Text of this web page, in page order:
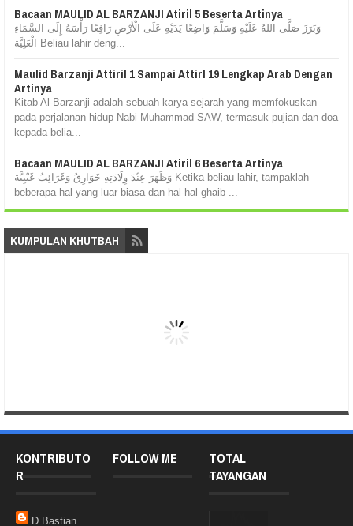
Bacaan MAULID AL BARZANJI Atiril 5 Beserta Artinya
وَبَرَزَ صَلَّى اللهُ عَلَيْهِ وَسَلَّمَ وَاضِعًا يَدَيْهِ عَلَى الْأَرْضِ رَافِعًا رَأْسَهُ إِلَى السَّمَاءِ
الْعَلِيَّة Beliau lahir deng...
Maulid Barzanji Attiril 1 Sampai Attirl 19 Lengkap Arab Dengan
Artinya
Kitab Al-Barzanji adalah sebuah karya sejarah yang memfokuskan
pada perjalanan hidup Nabi Muhammad SAW, termasuk pujian dan doa
kepada belia...
Bacaan MAULID AL BARZANJI Atiril 6 Beserta Artinya
وَظَهَرَ عِنْدَ وِلَادَتِهِ خَوَارِقُ وَغَرَائِبُ غَيْبِيَّة Ketika beliau lahir, tampaklah
beberapa hal yang luar biasa dan hal-hal ghaib ...
KUMPULAN KHUTBAH
KONTRIBUTO
R
D Bastian
FOLLOW ME
TOTAL
TAYANGAN